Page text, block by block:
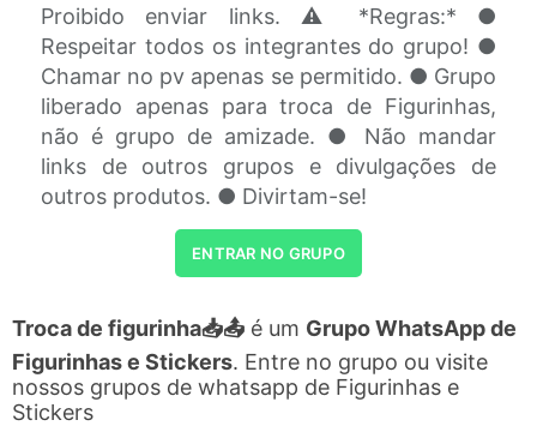
Proibido enviar links. ⚠️ *Regras:* ●
Respeitar todos os integrantes do grupo! ●
Chamar no pv apenas se permitido. ● Grupo
liberado apenas para troca de Figurinhas,
não é grupo de amizade. ● Não mandar
links de outros grupos e divulgações de
outros produtos. ● Divirtam-se!
ENTRAR NO GRUPO
Troca de figurinha📥📤 é um Grupo WhatsApp de
Figurinhas e Stickers. Entre no grupo ou visite
nossos grupos de whatsapp de Figurinhas e
Stickers